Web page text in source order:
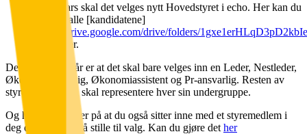
og 7. mars skal det velges nytt Hovedstyret i echo. Her kan du
lese om alle [kandidatene]
https://drive.google.com/drive/folders/
som stiller.
Det som er nytt år er at det skal bare velges inn en Leder, Nestleder,
Økonomiansvarlig, Økonomiassistent og Pr-ansvarlig. Resten av
styremedlemmen skal representere hver sin undergruppe.
Og hvis du kjenner på at du også sitter inne med et styremedlem i
deg og har lyst til å stille til valg. Kan du gjøre det her